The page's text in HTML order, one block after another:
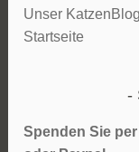
Unser KatzenBlog
Startseite
Spenden Sie